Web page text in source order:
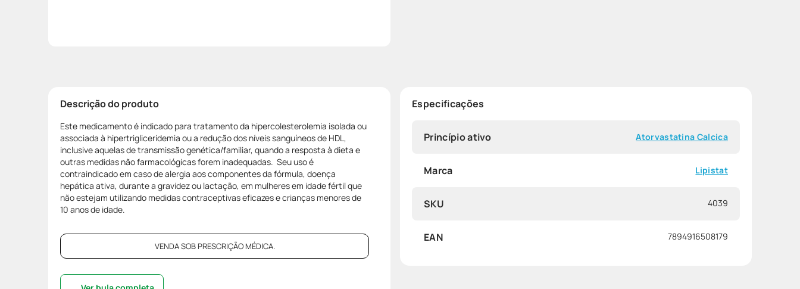
Descrição do produto
Este medicamento é indicado para tratamento da hipercolesterolemia isolada ou
associada à hipertrigliceridemia ou a redução dos níveis sanguíneos de HDL,
inclusive aquelas de transmissão genética/familiar, quando a resposta à dieta e
outras medidas não farmacológicas forem inadequadas. Seu uso é
contraindicado em caso de alergia aos componentes da fórmula, doença
hepática ativa, durante a gravidez ou lactação, em mulheres em idade fértil que
não estejam utilizando medidas contraceptivas eficazes e crianças menores de
10 anos de idade.
VENDA SOB PRESCRIÇÃO MÉDICA.
Especificações
Princípio ativo Atorvastatina Calcica
Marca Lipistat
SKU 4039
EAN 7894916508179